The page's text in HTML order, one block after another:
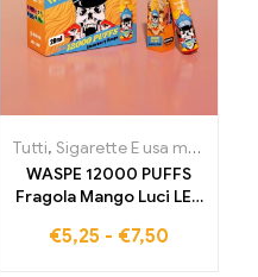
Sigarette elettroniche usa e getta
Tutti,Sigarette E usa monouso
WASPE 12000 PUFFS
Fragola Mango Luci LED
elettronica di alta
€5,25 - €7,50